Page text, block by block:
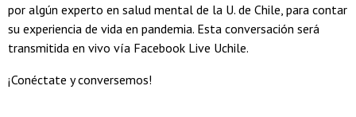
por algún experto en salud mental de la U. de Chile, para contar
su experiencia de vida en pandemia. Esta conversación será
transmitida en vivo vía Facebook Live Uchile.
¡Conéctate y conversemos!